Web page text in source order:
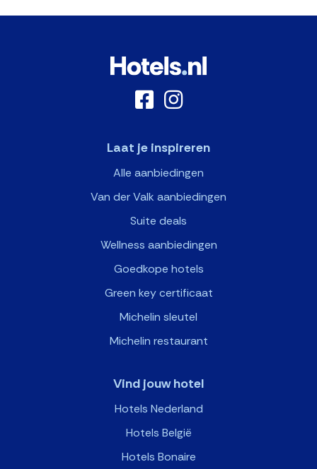
Laat je inspireren
Alle aanbiedingen
Van der Valk aanbiedingen
Suite deals
Wellness aanbiedingen
Goedkope hotels
Green key certificaat
Michelin sleutel
Michelin restaurant
Vind jouw hotel
Hotels Nederland
Hotels België
Hotels Bonaire